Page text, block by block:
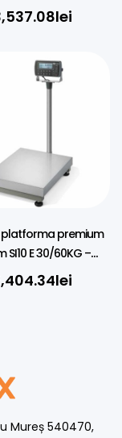
metrologiclei
premium
SI10 E 30/60KG –
30X40CMlei
Mureș 540470,